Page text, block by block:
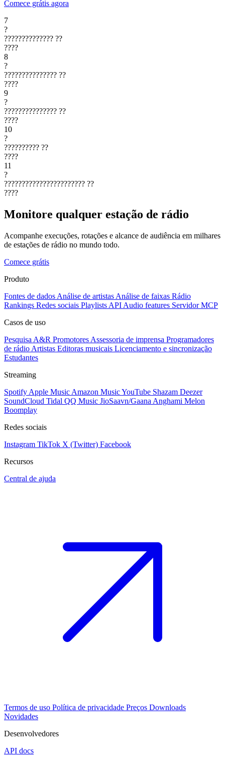
Comece grátis agora
7
?
?????????????? ??
????
8
?
??????????????? ??
????
9
?
??????????????? ??
????
10
?
?????????? ??
????
11
?
??????????????????????? ??
????
Monitore qualquer estação de rádio
Acompanhe execuções, rotações e alcance de audiência em milhares
de estações de rádio no mundo todo.
Comece grátis
Produto
Fontes de dados Análise de artistas Análise de faixas Rádio
Rankings Redes sociais Playlists API Audio features Servidor MCP
Casos de uso
Pesquisa A&R Promotores Assessoria de imprensa Programadores
de rádio Artistas Editoras musicais Licenciamento e sincronização
Estudantes
Streaming
Spotify Apple Music Amazon MusicYouTube Shazam Deezer
SoundCloud Tidal QQ Music JioSaavn/Gaana Anghami Melon
Boomplay
Redes sociais
Instagram TikTok X (Twitter) Facebook
Recursos
Central de ajuda
Termos de uso Política de privacidade Preços Downloads
Novidades
Desenvolvedores
API docs